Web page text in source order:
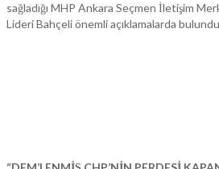
sağladığı MHP Ankara Seçmen İletişim
Lideri Bahçeli önemli açıklamalarda